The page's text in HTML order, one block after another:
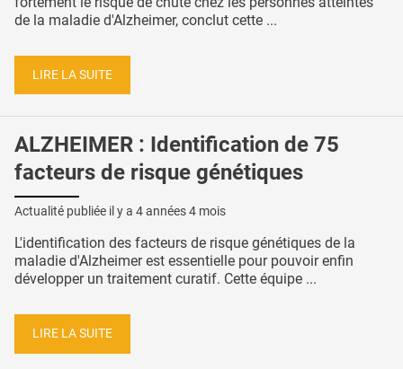
de la maladie d'Alzheimer, conclut cette ...
LIRE LA SUITE
ALZHEIMER : Identification de 75
facteurs de risque génétiques
Actualité publiée il y a 4 années 4 mois
L'identification des facteurs de risque génétiques de la
maladie d'Alzheimer est essentielle pour pouvoir enfin
développer un traitement curatif. Cette équipe ...
LIRE LA SUITE